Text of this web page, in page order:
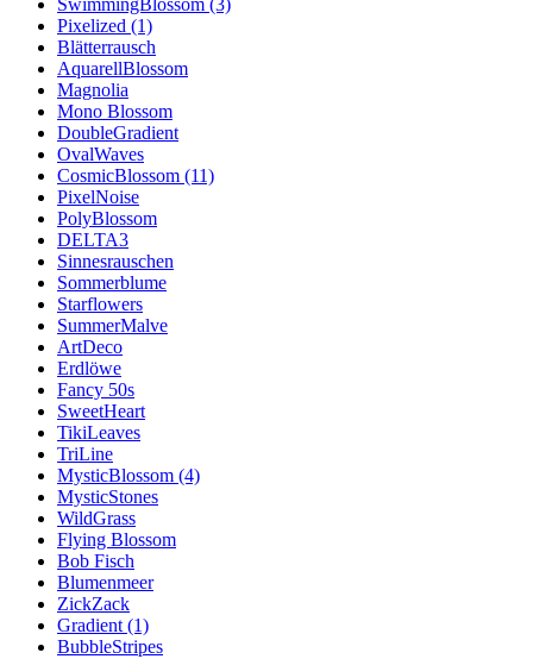
SwimmingBlossom (3)
Pixelized (1)
Blätterrausch
AquarellBlossom
Magnolia
Mono Blossom
DoubleGradient
OvalWaves
CosmicBlossom (11)
PixelNoise
PolyBlossom
DELTA3
Sinnesrauschen
Sommerblume
Starflowers
SummerMalve
ArtDeco
Erdlöwe
Fancy 50s
SweetHeart
TikiLeaves
TriLine
MysticBlossom (4)
MysticStones
WildGrass
Flying Blossom
Bob Fisch
Blumenmeer
ZickZack
Gradient (1)
BubbleStripes